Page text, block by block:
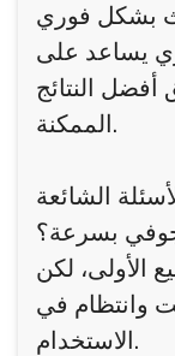
يساعد على
أفضل النتائج
الممكنة.
الشائعة
بسرعة؟
الأولى، لكن
وانتظام في
الاستخدام.